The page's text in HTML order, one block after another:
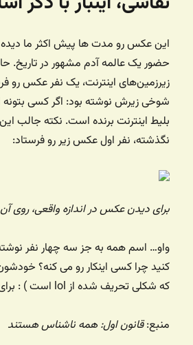
این عکس رو مدت ها پیش اکثر ما دیده
حضور یک عالمه آدم مشهور در تاریخ.
زیرزمین‌های اینترنت، یک نفر عکس رو
شوخی زیرش نوشته بود: اگر کسی
بلیط اینترنت برنده است. نکته جالب
نگذشته، نفر اول عکس زیر رو فرستاد:
برای دیدن عکس در اندازه واقعی، روی
واو… اسم همه به جز سه چهار نفر
که شکلی تحریف شده از lol است ) : برای خنده.
منبع:قانون اول:‌ همه ناشناس هستند